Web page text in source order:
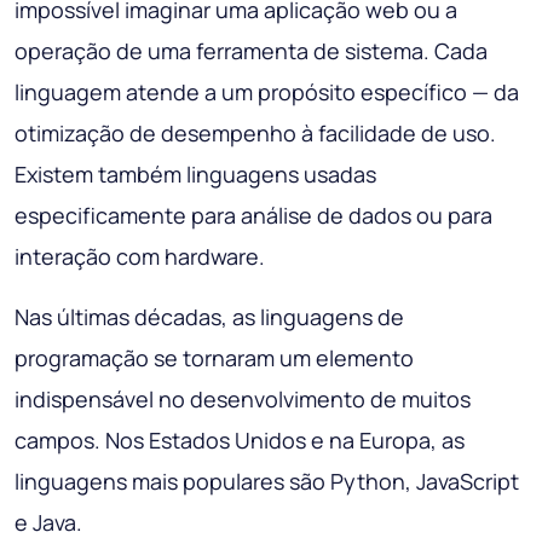
impossível imaginar uma aplicação web ou a
operação de uma ferramenta de sistema. Cada
linguagem atende a um propósito específico — da
otimização de desempenho à facilidade de uso.
Existem também linguagens usadas
especificamente para análise de dados ou para
interação com hardware.
Nas últimas décadas, as linguagens de
programação se tornaram um elemento
indispensável no desenvolvimento de muitos
campos. Nos Estados Unidos e na Europa, as
linguagens mais populares são Python, JavaScript
e Java.